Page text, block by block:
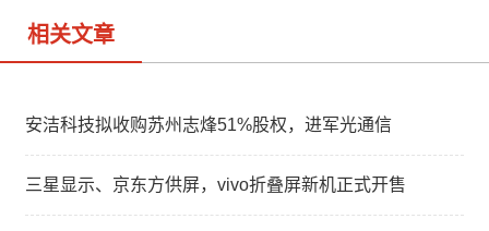
相关文章
安洁科技拟收购苏州志烽51%股权，进军光通信
三星显示、京东方供屏，vivo折叠屏新机正式开售